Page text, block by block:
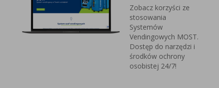
Zobacz korzyści ze
stosowania
Systemów
Vendingowych MOST.
Dostęp do narzędzi i
środków ochrony
osobistej 24/7!